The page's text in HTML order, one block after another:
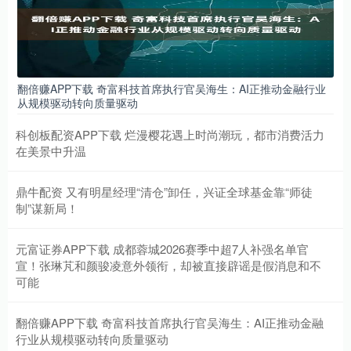
翻倍赚APP下载 奇富科技首席执行官吴海生：AI正推动金融行业
从规模驱动转向质量驱动
科创板配资APP下载 烂漫樱花遇上时尚潮玩，都市消费活力
在美景中升温
鼎牛配资 又有明星经理“清仓”卸任，兴证全球基金靠“师徒
制”谋新局！
元富证券APP下载 成都蓉城2026赛季中超7人补强名单官
宣！张琳芃和颜骏凌意外领衔，却被直接辟谣是假消息和不
可能
翻倍赚APP下载 奇富科技首席执行官吴海生：AI正推动金融
行业从规模驱动转向质量驱动